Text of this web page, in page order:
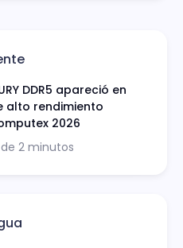
DDR5 apareció en
alto rendimiento
2026
2 minutos